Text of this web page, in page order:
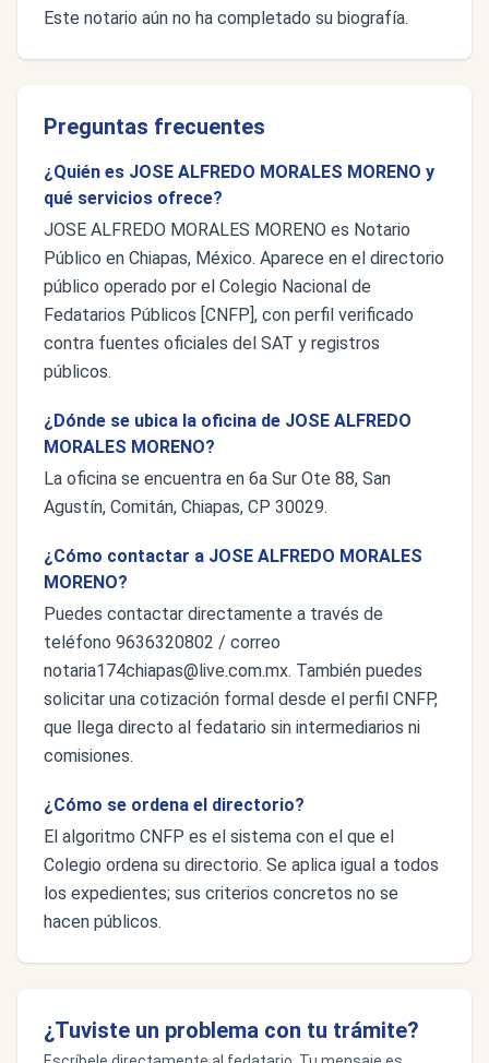
Este notario aún no ha completado su biografía.
Preguntas frecuentes
¿Quién es JOSE ALFREDO MORALES MORENO y
qué servicios ofrece?
JOSE ALFREDO MORALES MORENO es Notario
Público en Chiapas, México. Aparece en el directorio
público operado por el Colegio Nacional de
Fedatarios Públicos [CNFP], con perfil verificado
contra fuentes oficiales del SAT y registros
públicos.
¿Dónde se ubica la oficina de JOSE ALFREDO
MORALES MORENO?
La oficina se encuentra en 6a Sur Ote 88, San
Agustín, Comitán, Chiapas, CP 30029.
¿Cómo contactar a JOSE ALFREDO MORALES
MORENO?
Puedes contactar directamente a través de
teléfono 9636320802 / correo
notaria174chiapas@live.com.mx. También puedes
solicitar una cotización formal desde el perfil CNFP,
que llega directo al fedatario sin intermediarios ni
comisiones.
¿Cómo se ordena el directorio?
El algoritmo CNFP es el sistema con el que el
Colegio ordena su directorio. Se aplica igual a todos
los expedientes; sus criterios concretos no se
hacen públicos.
¿Tuviste un problema con tu trámite?